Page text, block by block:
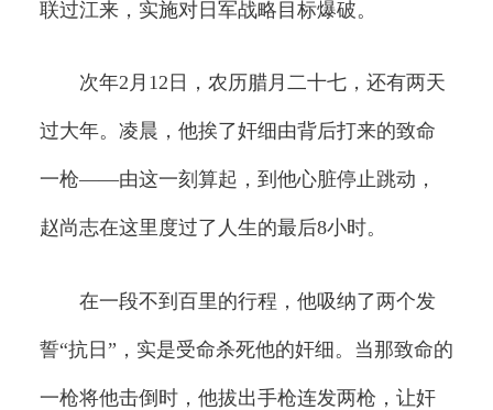
联过江来，实施对日军战略目标爆破。
次年2月12日，农历腊月二十七，还有两天
过大年。凌晨，他挨了奸细由背后打来的致命
一枪——由这一刻算起，到他心脏停止跳动，
赵尚志在这里度过了人生的最后8小时。
在一段不到百里的行程，他吸纳了两个发
誓“抗日”，实是受命杀死他的奸细。当那致命的
一枪将他击倒时，他拔出手枪连发两枪，让奸